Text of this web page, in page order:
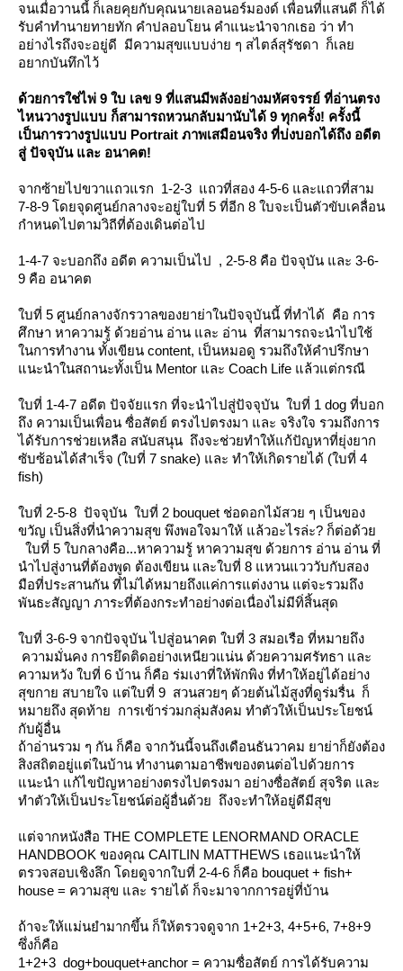
จนเมื่อวานนี้ ก็เลยคุยกับคุณนายเลอนอร์มองด์ เพื่อนที่แสนดี ก็ได้
รับคำทำนายทายทัก คำปลอบโยน คำแนะนำจากเธอ ว่า ทำ
อย่างไรถึงจะอยู่ดี มีความสุขแบบง่าย ๆ สไตล์สุรัชดา ก็เล
อยากบันทึกไว้
ด้วยการใช่ไพ่ 9 ใบ เลข 9 ที่แสนมีพลังอย่างมหัศจรรย์ ที่อ่านตรง
ไหนวางรูปแบบ ก็สามารถหวนกลับมานับได้ 9 ทุกครั้ง! ครั้งนี้
เป็นการวางรูปแบบ Portrait ภาพเสมือนจริง ที่บ่งบอกได้ถึง อดีต
สู่ ปัจจุบัน และ อนาคต!
จากซ้ายไปขวาแถวแรก 1-2-3 แถวที่สอง 4-5-6 และแถวที่สาม
7-8-9 โดยจุดศูนย์กลางจะอยู่ใบที่ 5 ที่อีก 8 ใบจะเป็นตัวขับเคลื่อน
กำหนดไปตามวิถีที่ต้องเดินต่อไป
1-4-7 จะบอกถึง อดีต ความเป็นไป , 2-5-8 คือ ปัจจุบัน และ 3-6-
9 คือ อนาคต
บที่ 5 ศูนย์กลางจักรวาลของยาย่าในปัจจุบันนี้ ที่ทำได้ คือ การ
ศึกษา หาความรู้ ด้วยอ่าน อ่าน และ อ่าน ที่สามารถจะนำไปใช้
นการทำงาน ทั้งเขียน content, เป็นหมอดู รวมถึงให้คำปรึกษา
นะนำในสถานะทั้งเป็น Mentor และ Coach Life แล้วแต่กรณี
บที่ 1-4-7 อดีต ปัจจัยแรก ที่จะนำไปสู่ปัจจุบัน ใบที่ 1 dog ที่บอก
ถึง ความเป็นเพื่อน ซื่อสัตย์ ตรงไปตรงมา และ จริงใจ รวมถึงการ
ได้รับการช่วยเหลือ สนับสนุน ถึงจะช่วยทำให้แก้ปัญหาที่ยุ่งยาก
ซับซ้อนได้สำเร็จ (ใบที่ 7 snake) และ ทำให้เกิดรายได้ (ใบที่ 4
fish)
บที่ 2-5-8 ปัจจุบัน ใบที่ 2 bouquet ช่อดอกไม้สวย ๆ เป็นของ
ขวัญ เป็นสิ่งที่นำความสุข พึงพอใจมาให้ แล้วอะไรล่ะ? ก็ต่อด้ว
บที่ 5 ใบกลางคือ...หาความรู้ หาความสุข ด้วยการ อ่าน อ่าน ที่
นำไปสู่งานที่ต้องพูด ต้องเขียน และใบที่ 8 แหวนแวววับกับสอง
มือที่ประสานกัน ที่ไม่ได้หมายถึงแค่การแต่งงาน แต่จะรวมถึง
พันธะสัญญา ภาระที่ต้องกระทำอย่างต่อเนื่องไม่มีทิ่สิ้นสุด
บที่ 3-6-9 จากปัจจุบัน ไปสู่อนาคต ใบที่ 3 สมอเรือ ที่หมายถึง
ความมั่นคง การยึดติดอย่างเหนียวแน่น ด้วยความศรัทธา และ
ความหวัง ใบที่ 6 บ้าน ก็คือ ร่มเงาที่ให้พักพิง ที่ทำให้อยู่ได้อย่าง
สุขกาย สบายใจ แต่ใบที่ 9 สวนสวยๆ ด้วยต้นไม้สูงที่ดูร่มรื่น ก็
หมายถึง สุดท้าย การเข้าร่วมกลุ่มสังคม ทำตัวให้เป็นประโยชน์
กับผู้อื่น
ถ้าอ่านรวม ๆ กัน ก็คือ จากวันนี้จนถึงเดือนธันวาคม ยาย่าก็ยังต้อง
สิงสถิตอยู่แต่ในบ้าน ทำงานตามอาชีพของตนต่อไปด้วยการ
นะนำ แก้ไขปัญหาอย่างตรงไปตรงมา อย่างซื่อสัตย์ สุจริต และ
ทำตัวให้เป็นประโยชน์ต่อผู้อื่นด้วย ถึงจะทำให้อยู่ดีมีสุข
ต่จากหนังสือ THE COMPLETE LENORMAND ORACLE
HANDBOOK ของคุณ CAITLIN MATTHEWS เธอแนะนำให้
ตรวจสอบเชิงลึก โดยดูจากใบที่ 2-4-6 ก็คือ bouquet + fish+
house = ความสุข และ รายได้ ก็จะมาจากการอยู่ที่บ้าน
ถ้าจะให้แม่นยำมากขึ้น ก็ให้ตรวจดูจาก 1+2+3, 4+5+6, 7+8+9
ซึ่งก็คือ
1+2+3 dog+bouquet+anchor = ความซื่อสัตย์ การได้รับความ